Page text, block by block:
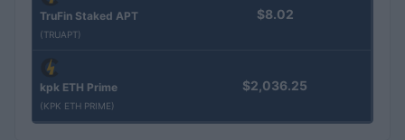
TruFin Staked APT
(TRUAPT)
$8.02
kpk ETH Prime
(KPK ETH PRIME)
$2,036.25